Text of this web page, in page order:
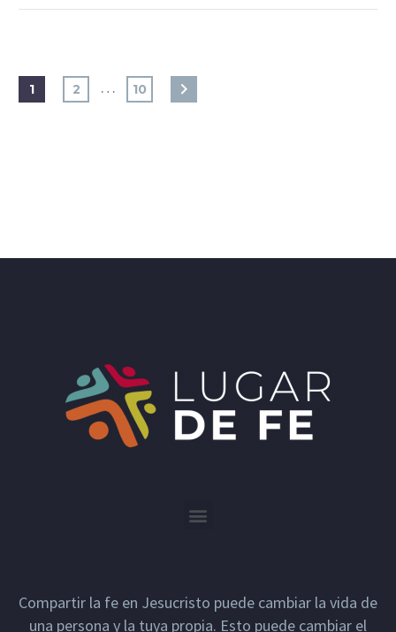
1 2 … 10
Compartir la fe en Jesucristo puede cambiar la vida de
una persona y la tuya propia. Esto puede cambiar el